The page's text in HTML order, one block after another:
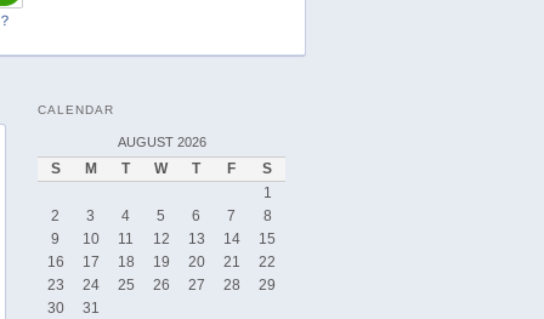
CALENDAR
AUGUST 2026
S M T W T F
S
1
2
3 4 5 6 7
8
9
10 11 12 13 14
15
16
17 18 19 20 21
22
23
24 25 26 27 28
29
30
31